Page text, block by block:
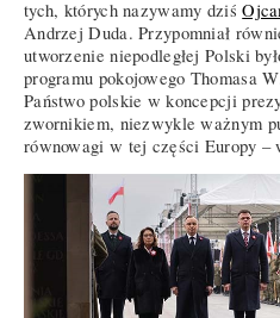
tych, których nazywamy dziś
Andrzej Duda. Przypomniał
utworzenie niepodległej Polski
programu pokojowego Thomasa
Państwo polskie w koncepcji
zwornikiem, niezwykle ważnym
równowagi w tej części Europy –